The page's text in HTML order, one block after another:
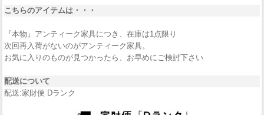
こちらのアイテムは・・・
『本物』アンティーク家具につき、在庫は1点限り
次回再入荷がないのがアンティーク家具。
お気に入りのものが見つかったら、お早めにご検討下さい
配送について
配送:家財便 Dランク